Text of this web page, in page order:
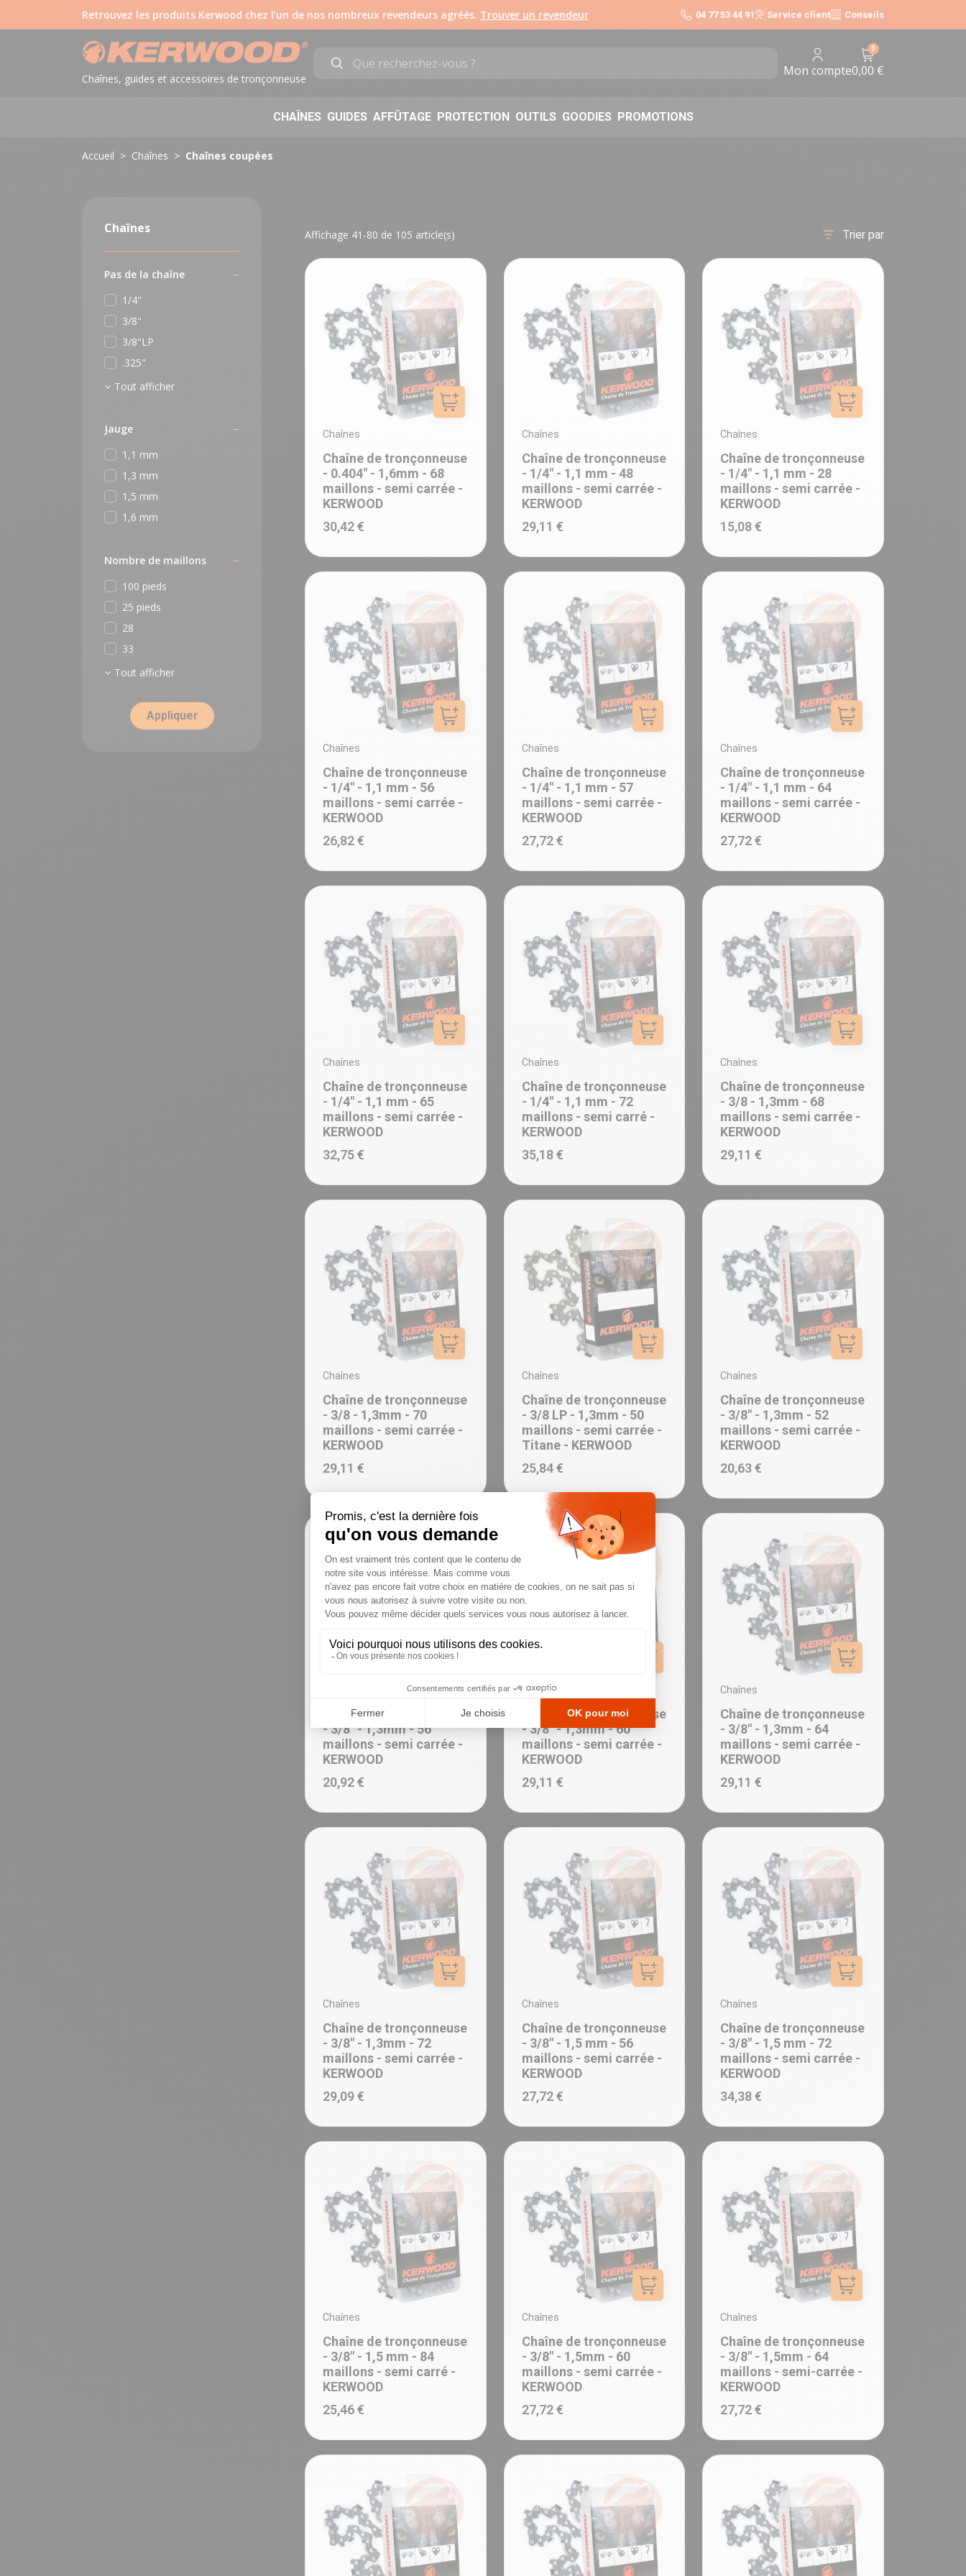
Retrouvez les produits Kerwood chez l’un de nos nombreux revendeurs agréés. Trouver un revendeur 04 77 53 44 91 Service client Conseils
Chaînes, guides et accessoires de tronçonneuse
Mon compte
0
0,00 €
CHAÎNES GUIDES AFFÛTAGE PROTECTION OUTILS GOODIES PROMOTIONS
Accueil Chaînes Chaînes coupées
Chaînes
Pas de la chaîne
1/4"
3/8"
3/8"LP
.325"
Tout afficher
Jauge
1,1 mm
1,3 mm
1,5 mm
1,6 mm
Nombre de maillons
100 pieds
25 pieds
28
33
Tout afficher
Affichage 41-80 de 105 article(s) Trier par
Ajouter au panier
Chaînes
Chaîne de tronçonneuse
- 0.404" - 1,6mm - 68
maillons - semi carrée -
KERWOOD
30,42 €
Chaînes
Chaîne de tronçonneuse
- 1/4" - 1,1 mm - 48
maillons - semi carrée -
KERWOOD
29,11 €
Ajouter au panier
Chaînes
Chaîne de tronçonneuse
- 1/4" - 1,1 mm - 28
maillons - semi carrée -
KERWOOD
15,08 €
Ajouter au panier
Chaînes
Chaîne de tronçonneuse
- 1/4" - 1,1 mm - 56
maillons - semi carrée -
KERWOOD
26,82 €
Ajouter au panier
Chaînes
Chaîne de tronçonneuse
- 1/4" - 1,1 mm - 57
maillons - semi carrée -
KERWOOD
27,72 €
Ajouter au panier
Chaînes
Chaîne de tronçonneuse
- 1/4" - 1,1 mm - 64
maillons - semi carrée -
KERWOOD
27,72 €
Ajouter au panier
Chaînes
Chaîne de tronçonneuse
- 1/4" - 1,1 mm - 65
maillons - semi carrée -
KERWOOD
32,75 €
Ajouter au panier
Chaînes
Chaîne de tronçonneuse
- 1/4" - 1,1 mm - 72
maillons - semi carré -
KERWOOD
35,18 €
Ajouter au panier
Chaînes
Chaîne de tronçonneuse
- 3/8 - 1,3mm - 68
maillons - semi carrée -
KERWOOD
29,11 €
Ajouter au panier
Chaînes
Chaîne de tronçonneuse
- 3/8 - 1,3mm - 70
maillons - semi carrée -
KERWOOD
29,11 €
Ajouter au panier
Chaînes
Chaîne de tronçonneuse
- 3/8 LP - 1,3mm - 50
maillons - semi carrée -
Titane - KERWOOD
25,84 €
Ajouter au panier
Chaînes
Chaîne de tronçonneuse
- 3/8" - 1,3mm - 52
maillons - semi carrée -
KERWOOD
20,63 €
Chaîne de tronçonneuse
- 3/8" - 1,3mm - 56
maillons - semi carrée -
KERWOOD
20,92 €
Ajouter au panier
Chaînes
Chaîne de tronçonneuse
- 3/8" - 1,3mm - 60
maillons - semi carrée -
KERWOOD
29,11 €
Ajouter au panier
Chaînes
Chaîne de tronçonneuse
- 3/8" - 1,3mm - 64
maillons - semi carrée -
KERWOOD
29,11 €
Ajouter au panier
Chaînes
Chaîne de tronçonneuse
- 3/8" - 1,3mm - 72
maillons - semi carrée -
KERWOOD
29,09 €
Ajouter au panier
Chaînes
Chaîne de tronçonneuse
- 3/8" - 1,5 mm - 56
maillons - semi carrée -
KERWOOD
27,72 €
Ajouter au panier
Chaînes
Chaîne de tronçonneuse
- 3/8" - 1,5 mm - 72
maillons - semi carrée -
KERWOOD
34,38 €
Chaînes
Chaîne de tronçonneuse
- 3/8" - 1,5 mm - 84
maillons - semi carré -
KERWOOD
25,46 €
Ajouter au panier
Chaînes
Chaîne de tronçonneuse
- 3/8" - 1,5mm - 60
maillons - semi carrée -
KERWOOD
27,72 €
Ajouter au panier
Chaînes
Chaîne de tronçonneuse
- 3/8" - 1,5mm - 64
maillons - semi-carrée -
KERWOOD
27,72 €